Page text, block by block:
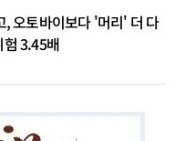
, 오토바이보다 '머리' 더 다
3.45배